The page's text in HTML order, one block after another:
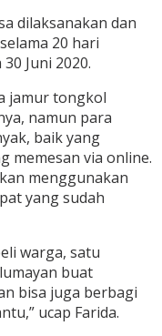
dilaksanakan dan
20 hari
Juni 2020.
jamur tongkol
namun para
baik yang
memesan via online.
menggunakan
yang sudah
warga, satu
buat
bisa juga berbagi
ucap Farida.